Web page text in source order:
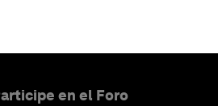
en el Foro